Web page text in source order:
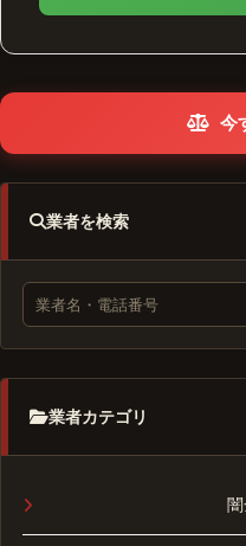
今
業者を検索
業者カテゴリ